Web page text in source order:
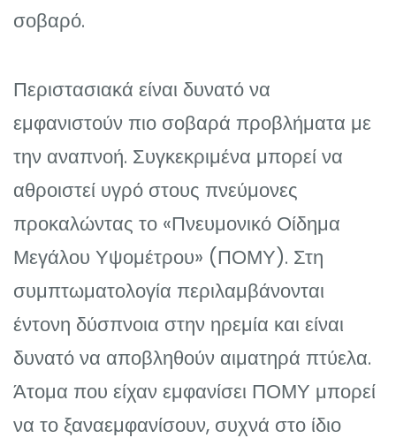
σοβαρό.
Περιστασιακά είναι δυνατό να
εμφανιστούν πιο σοβαρά προβλήματα με
την αναπνοή. Συγκεκριμένα μπορεί να
αθροιστεί υγρό στους πνεύμονες
προκαλώντας το «Πνευμονικό Οίδημα
Μεγάλου Υψομέτρου» (ΠΟΜΥ). Στη
συμπτωματολογία περιλαμβάνονται
έντονη δύσπνοια στην ηρεμία και είναι
δυνατό να αποβληθούν αιματηρά πτύελα.
Άτομα που είχαν εμφανίσει ΠΟΜΥ μπορεί
να το ξαναεμφανίσουν, συχνά στο ίδιο